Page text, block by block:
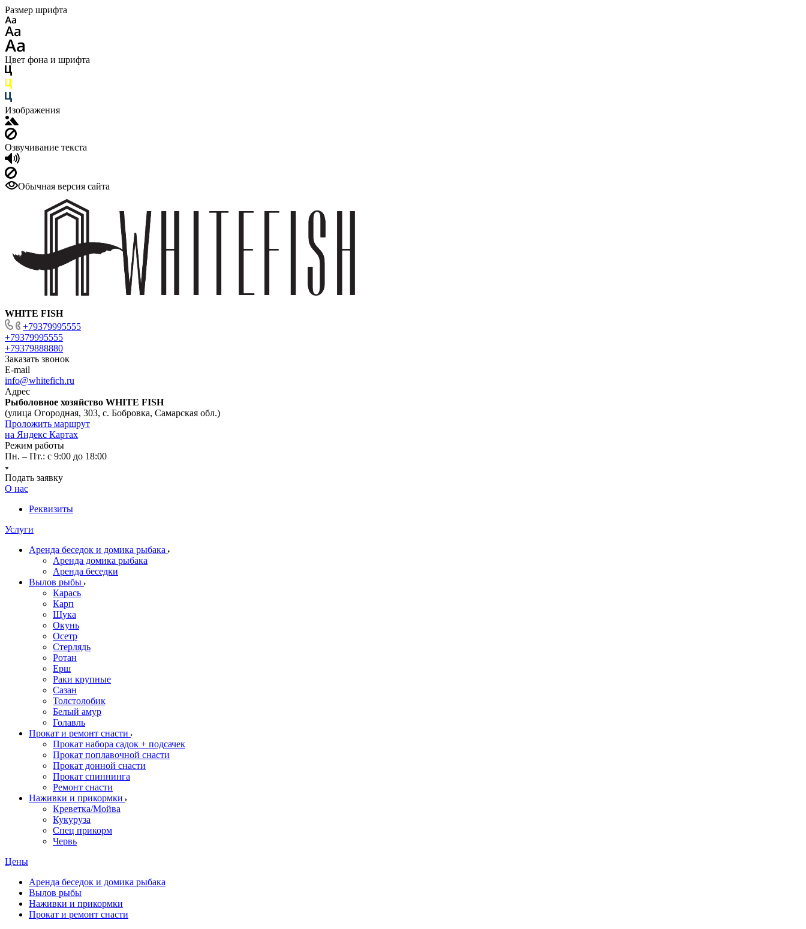
Размер шрифта
Цвет фона и шрифта
Изображения
Озвучивание текста
Обычная версия сайта
WHITE FISH
+79379995555
+79379995555
+79379888880
Заказать звонок
E-mail
info@whitefich.ru
Адрес
Рыболовное хозяйство WHITE FISH
(улица Огородная, 303, с. Бобровка, Самарская обл.)
Проложить маршрут
на Яндекс Картах
Режим работы
Пн. – Пт.: с 9:00 до 18:00
Подать заявку
О нас
Реквизиты
Услуги
Аренда беседок и домика рыбака
Аренда домика рыбака
Аренда беседки
Вылов рыбы
Карась
Карп
Щука
Окунь
Осетр
Стерлядь
Ротан
Ерш
Раки крупные
Сазан
Толстолобик
Белый амур
Голавль
Прокат и ремонт снасти
Прокат набора садок + подсачек
Прокат поплавочной снасти
Прокат донной снасти
Прокат спиннинга
Ремонт снасти
Наживки и прикормки
Креветка/Мойва
Кукуруза
Спец прикорм
Червь
Цены
Аренда беседок и домика рыбака
Вылов рыбы
Наживки и прикормки
Прокат и ремонт снасти